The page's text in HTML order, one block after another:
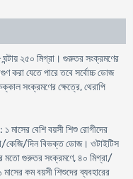
২৫০ মিগ্রা। গুরুতর সংক্রমণের
করা যেতে পারে তবে সর্বোচ্চ ডোজ
সংক্রমণের ক্ষেত্রে, থেরাপি
১ মাসের বেশি বয়সী শিশু রোগীদের
কেজি/দিন বিভক্ত ডোজ। ওটাইটিস
মতো গুরুতর সংক্রমণে, ৪০ মিগ্রা/
কম বয়সী শিশুদের ব্যবহারের